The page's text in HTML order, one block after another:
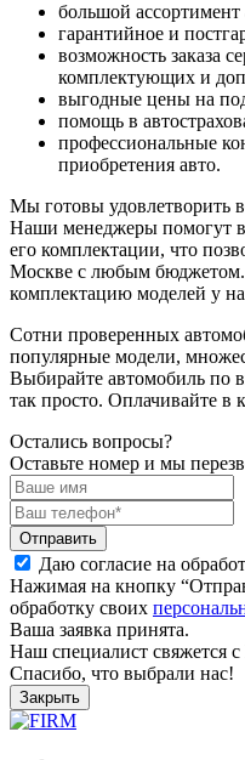
большой
гарантийное и
возможность заказа
комплектующих и
выгодные цены на
помощь в
профессиональные
приобретения авто.
Мы готовы удовлетворить
Наши менеджеры помогут в
его комплектации, что
Москве с любым бюджетом.
комплектацию моделей у
Сотни проверенных
популярные модели,
Выбирайте автомобиль по
так просто. Оплачивайте в
Остались вопросы?
Оставьте номер и мы
Отправить
Даю согласие на
Нажимая на кнопку
обработку своих
Ваша заявка принята.
Наш специалист свяжется
Спасибо, что выбрали нас!
Закрыть